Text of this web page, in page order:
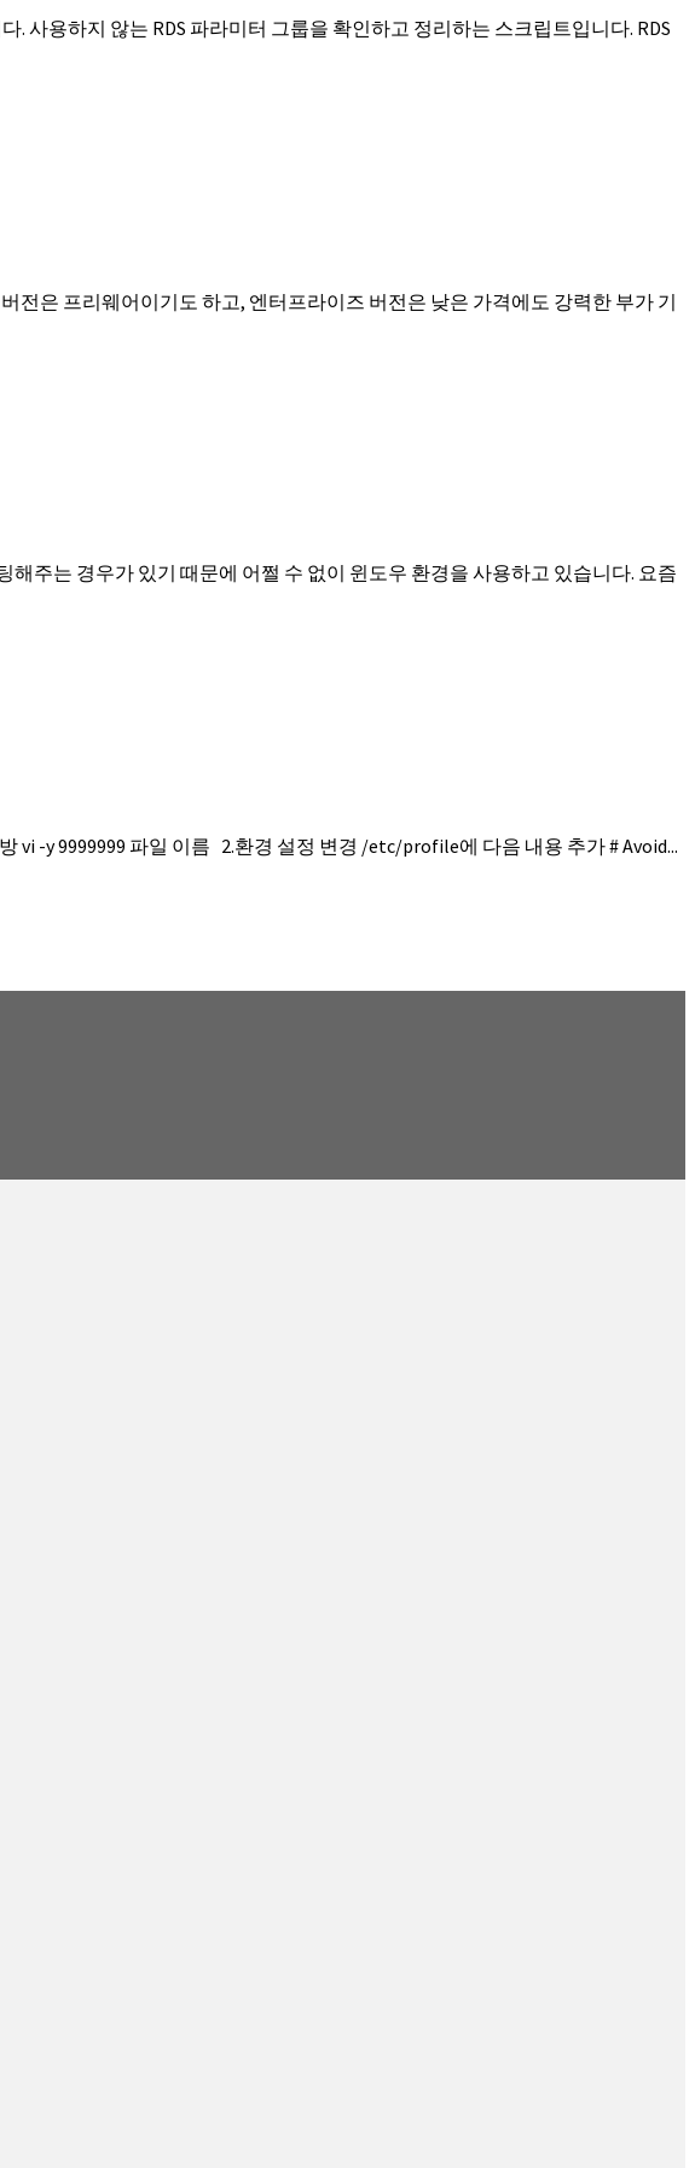
사용하지 않는 RDS 파라미터 그룹을 확인하고 정리하는 스크립트입니다. RDS
전은 프리웨어이기도 하고, 엔터프라이즈 버전은 낮은 가격에도 강력한 부가 기
주는 경우가 있기 때문에 어쩔 수 없이 윈도우 환경을 사용하고 있습니다. 요즘
vi -y 9999999 파일 이름 2.환경 설정 변경 /etc/profile에 다음 내용 추가 # Avoid...